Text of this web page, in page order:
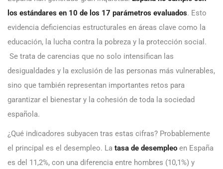
los estándares en 10 de los 17 parámetros evaluados. Esto
evidencia deficiencias estructurales en áreas clave como la
educación, la lucha contra la pobreza y la protección social.
Se trata de carencias que no solo intensifican las
desigualdades y la exclusión de las personas más vulnerables,
sino que también representan importantes retos para
garantizar el bienestar y la cohesión de toda la sociedad
española.
¿Qué indicadores subyacen tras estas cifras? Probablemente
el principal es el desempleo. La tasa de desempleo en España
es del 11,2%, con una diferencia entre hombres (10,1%) y